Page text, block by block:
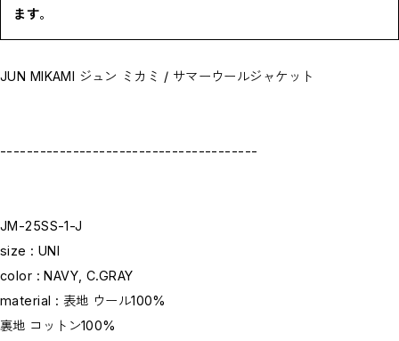
ます。
JUN MIKAMI ジュン ミカミ / サマーウールジャケット
---------------------------------------
JM-25SS-1-J
size : UNI
color : NAVY, C.GRAY
material : 表地 ウール100%
裏地 コットン100%